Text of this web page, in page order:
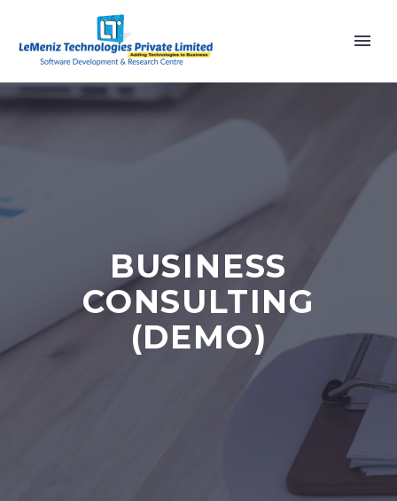
BUSINESS
CONSULTING
(DEMO)